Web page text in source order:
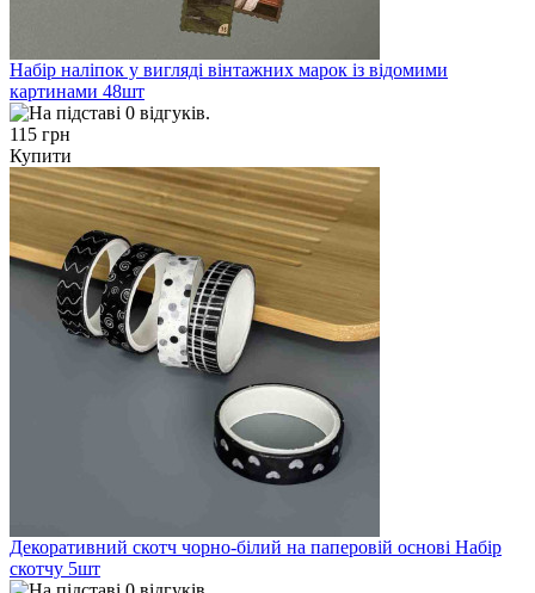
Набір наліпок у вигляді вінтажних марок із відомими
картинами 48шт
115 грн
Купити
Декоративний скотч чорно-білий на паперовій основі Набір
скотчу 5шт